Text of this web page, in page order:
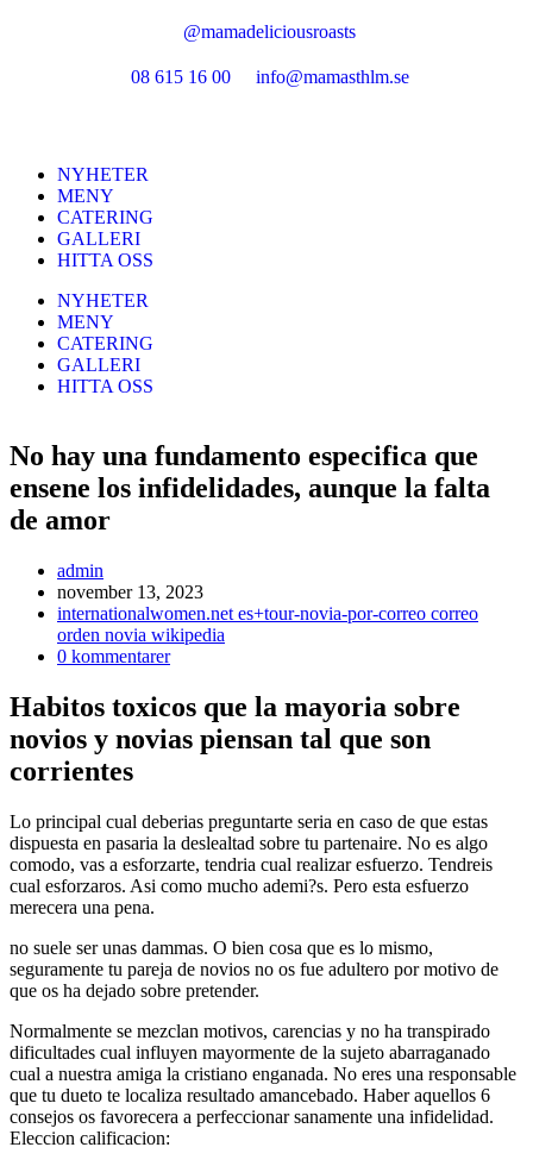
08 615 16 00 info@mamasthlm.se
@mamadeliciousroasts
NYHETER
MENY
CATERING
GALLERI
HITTA OSS
NYHETER
MENY
CATERING
GALLERI
HITTA OSS
No hay una fundamento especi­fica que
ensene los infidelidades, aunque la falta
de amor
admin
november 13, 2023
internationalwomen.net es+tour-novia-por-correo correo
orden novia wikipedia
0 kommentarer
Habitos toxicos que la mayoria sobre
novios y novias piensan tal que son
corrientes
Lo principal cual deberias preguntarte seri­a en caso de que estas
dispuesta en pasari­a la deslealtad sobre tu partenaire. No es algo
comodo, vas a esforzarte, tendria cual realizar esfuerzo. Tendreis
cual esforzaros. Asi­ como mucho ademi?s. Pero esta esfuerzo
merecera una pena.
no suele ser unas dammas. O bien cosa que es lo mismo,
seguramente tu pareja de novios no os fue adultero por motivo de
que os ha dejado sobre pretender.
Normalmente se mezclan motivos, carencias y no ha transpirado
dificultades cual influyen mayormente de la sujeto abarraganado
cual a nuestra amiga la cristiano enganada. No eres una responsable
que tu dueto te localiza resultado amancebado. Haber aquellos 6
consejos os favorecera a perfeccionar sanamente una infidelidad.
Eleccion calificacion: